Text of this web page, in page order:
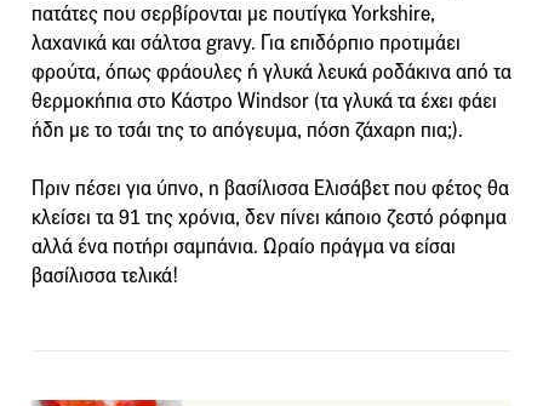
πατάτες που σερβίρονται με πουτίγκα Yorkshire,
λαχανικά και σάλτσα gravy. Για επιδόρπιο προτιμάει
φρούτα, όπως φράουλες ή γλυκά λευκά ροδάκινα από τα
θερμοκήπια στο Κάστρο Windsor (τα γλυκά τα έχει φάει
ήδη με το τσάι της το απόγευμα, πόση ζάχαρη πια;).
Πριν πέσει για ύπνο, η βασίλισσα Ελισάβετ που φέτος θα
κλείσει τα 91 της χρόνια, δεν πίνει κάποιο ζεστό ρόφημα
αλλά ένα ποτήρι σαμπάνια. Ωραίο πράγμα να είσαι
βασίλισσα τελικά!